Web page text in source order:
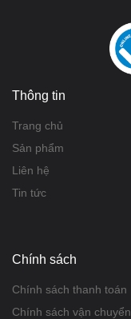
Thông tin
Trang chủ
Sản phẩm
Liên hệ
Tin tức
Chính sách
Chính sách thanh toán
Chính sách vận